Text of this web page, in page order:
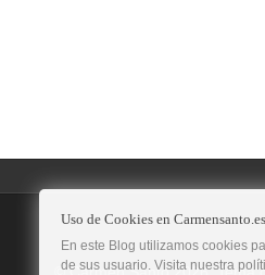
Uso de Cookies en Carmensanto.es
En este Blog utilizamos cookies
de sus usuario. Visita nuestra